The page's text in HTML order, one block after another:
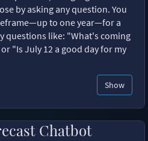
by asking any question. You
to one year—for a
questions like: "What's coming
"Is July 12 a good day for my
Show
Chatbot